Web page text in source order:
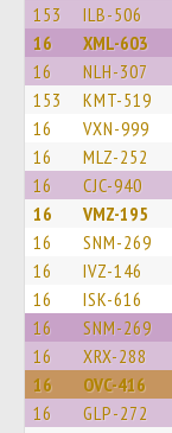
153 ILB-506
16 XML-603
16 NLH-307
153 KMT-519
16 VXN-999
16 MLZ-252
16 CJC-940
16 VMZ-195
16 SNM-269
16 IVZ-146
16 ISK-616
16 SNM-269
16 XRX-288
16 OVC-416
16 GLP-272